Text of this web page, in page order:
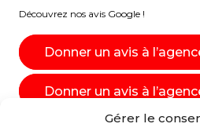
Gérer le
Découvrez nos avis Google !
Donner un avis à
Donner un avis à